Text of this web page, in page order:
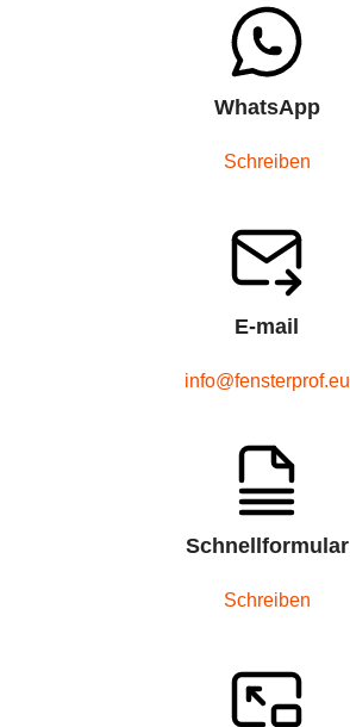
WhatsApp
Schreiben
E-mail
info@fensterprof.eu
Schnellformular
Schreiben